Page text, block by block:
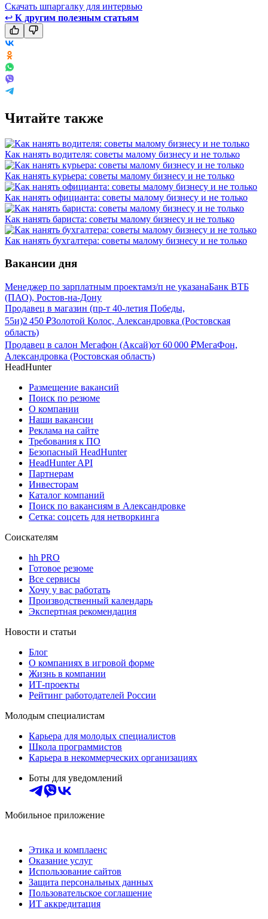
Скачать шпаргалку для интервью
↩ К другим полезным статьям
Читайте также
Как нанять водителя: советы малому бизнесу и не только
Как нанять курьера: советы малому бизнесу и не только
Как нанять официанта: советы малому бизнесу и не только
Как нанять бариста: советы малому бизнесу и не только
Как нанять бухгалтера: советы малому бизнесу и не только
Вакансии дня
Менеджер по зарплатным проектамз/п не указанаБанк ВТБ
(ПАО), Ростов-на-Дону
Продавец в магазин (пр-т 40-летия Победы,
55и)2 450 ₽Золотой Колос, Александровка (Ростовская
область)
Продавец в салон Мегафон (Аксай)от 60 000 ₽МегаФон,
Александровка (Ростовская область)
HeadHunter
Размещение вакансий
Поиск по резюме
О компании
Наши вакансии
Реклама на сайте
Требования к ПО
Безопасный HeadHunter
HeadHunter API
Партнерам
Инвесторам
Каталог компаний
Поиск по вакансиям в Александровке
Сетка: соцсеть для нетворкинга
Соискателям
hh PRO
Готовое резюме
Все сервисы
Хочу у вас работать
Производственный календарь
Экспертная рекомендация
Новости и статьи
Блог
О компаниях в игровой форме
Жизнь в компании
ИТ-проекты
Рейтинг работодателей России
Молодым специалистам
Карьера для молодых специалистов
Школа программистов
Карьера в некоммерческих организациях
Боты для уведомлений
Мобильное приложение
Этика и комплаенс
Оказание услуг
Использование сайтов
Защита персональных данных
Пользовательское соглашение
ИТ аккредитация